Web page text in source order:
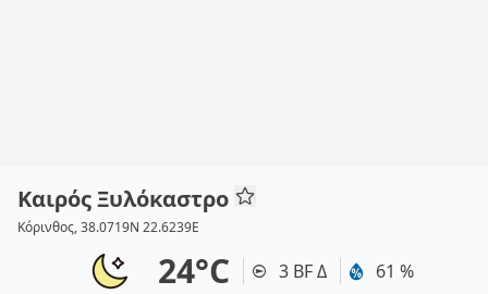
Καιρός Ξυλόκαστρο
Κόρινθος, 38.0719N 22.6239E
24°C 3 BF Δ 61 %